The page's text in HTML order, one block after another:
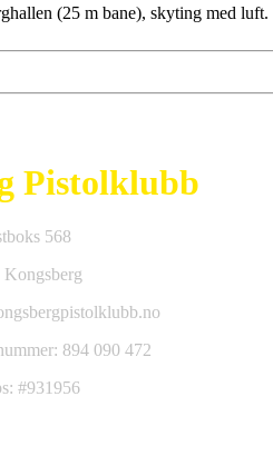
(25 m bane), skyting med luft.
Pistolklubb
568
Kongsberg
894 090 472
#931956